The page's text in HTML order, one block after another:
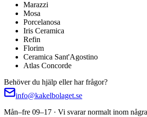
Marazzi
Mosa
Porcelanosa
Iris Ceramica
Refin
Florim
Ceramica Sant'Agostino
Atlas Concorde
Behöver du hjälp eller har frågor?
info@kakelbolaget.se
Mån–fre 09–17 · Vi svarar normalt inom